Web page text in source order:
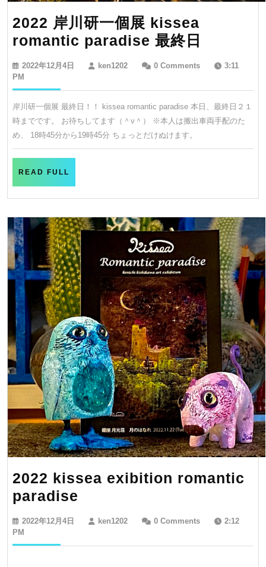
な
世
界
出
展
2022 岸川研一個展 kissea
romantic paradise 最終日
研
一
個
展
paradise
最
終
日
2022年12月4日
2022
4
日
ken1202ken12020 Comments
3:11
PM
岸川研一個展 最終日！！ kissea romantic paradise 本日、最終日２１
時までです。 お待ちしてます（＾ν＾） ※本人は搬出車両手配のた
め、 18時45分から19時45分 ちょっとだけぬけます。
READ FULL
2022 kissea exibition romantic
paradise
romantic
2022年12月4日
2022
ken1202ken12020 Comments
2:12
PM